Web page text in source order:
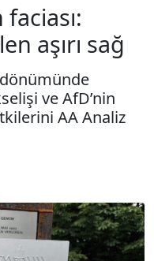
aşırı sağ
ve AfD’nin
AA Analiz